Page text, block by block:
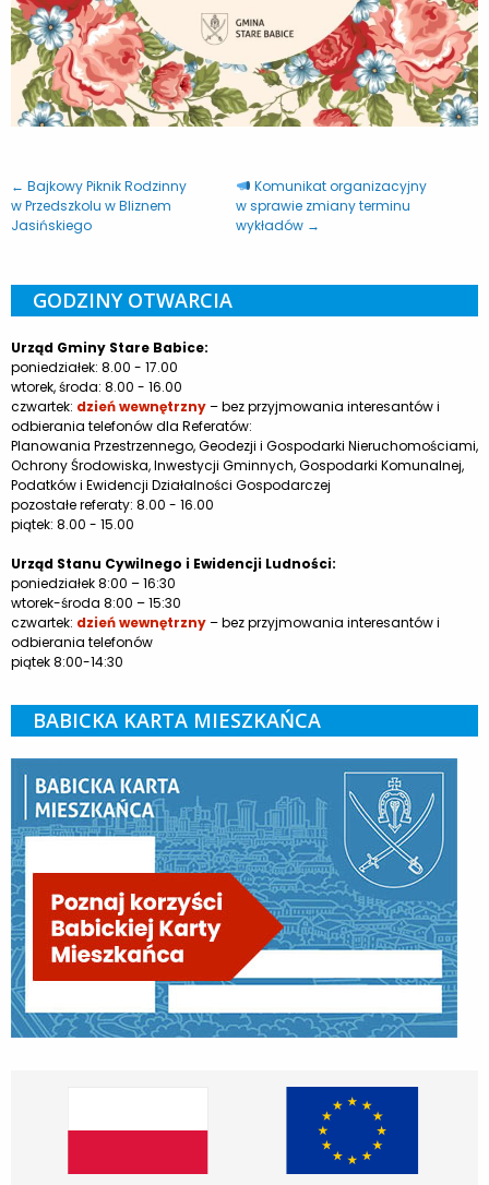
← Bajkowy Piknik Rodzinny
w Przedszkolu w Bliznem
Jasińskiego
Komunikat organizacyjny
w sprawie zmiany terminu
wykładów →
GODZINY OTWARCIA
Urząd Gminy Stare Babice:
poniedziałek: 8.00 - 17.00
wtorek, środa: 8.00 - 16.00
czwartek: dzień wewnętrzny– bez przyjmowania interesantów i
odbierania telefonów dla Referatów:
Planowania Przestrzennego, Geodezji i Gospodarki Nieruchomościami,
Ochrony Środowiska, Inwestycji Gminnych, Gospodarki Komunalnej,
Podatków i Ewidencji Działalności Gospodarczej
pozostałe referaty: 8.00 - 16.00
piątek: 8.00 - 15.00
Urząd Stanu Cywilnego i Ewidencji Ludności:
poniedziałek 8:00 – 16:30
wtorek-środa 8:00 – 15:30
czwartek: dzień wewnętrzny– bez przyjmowania interesantów i
odbierania telefonów
piątek 8:00-14:30
BABICKA KARTA MIESZKAŃCA